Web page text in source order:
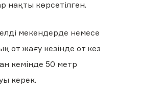
нақты көрсетілген.
мекендерде немесе
от жағу кезінде от кез
кемінде 50 метр
керек.